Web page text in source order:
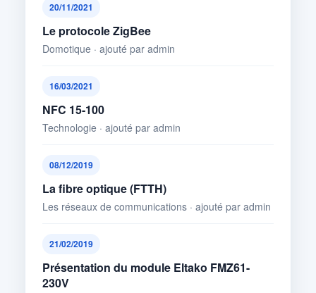
20/11/2021
Le protocole ZigBee
Domotique · ajouté par admin
16/03/2021
NFC 15-100
Technologie · ajouté par admin
08/12/2019
La fibre optique (FTTH)
Les réseaux de communications · ajouté par admin
21/02/2019
Présentation du module Eltako FMZ61-
230V